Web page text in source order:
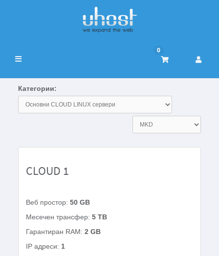
Вклучете
навигацијата
0
Категории:
CLOUD 1
Веб простор:50 GB
Месечен трансфер: 5 TB
Гарантиран RAM:2 GB
IP адреси: 1